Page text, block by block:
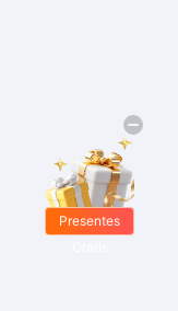
Presentes